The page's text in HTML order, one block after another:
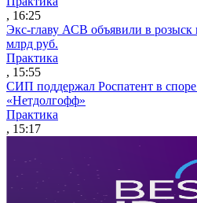
, 16:25
Экс-главу АСВ объявили в
млрд руб.
Практика
, 15:55
СИП поддержал Роспатент в споре
«Нетдолгофф»
Практика
, 15:17